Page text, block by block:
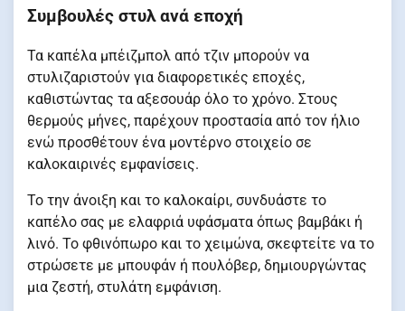
Συμβουλές στυλ ανά εποχή
Τα καπέλα μπέιζμπολ από τζιν μπορούν να
στυλιζαριστούν για διαφορετικές εποχές,
καθιστώντας τα αξεσουάρ όλο το χρόνο. Στους
θερμούς μήνες, παρέχουν προστασία από τον ήλιο
ενώ προσθέτουν ένα μοντέρνο στοιχείο σε
καλοκαιρινές εμφανίσεις.
Το την άνοιξη και το καλοκαίρι, συνδυάστε το
καπέλο σας με ελαφριά υφάσματα όπως βαμβάκι ή
λινό. Το φθινόπωρο και το χειμώνα, σκεφτείτε να το
στρώσετε με μπουφάν ή πουλόβερ, δημιουργώντας
μια ζεστή, στυλάτη εμφάνιση.